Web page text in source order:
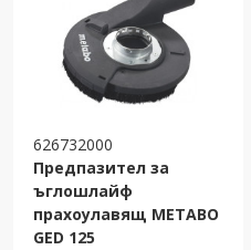
626732000
Предпазител за
ъглошлайф
прахоулавящ METABO
GED 125